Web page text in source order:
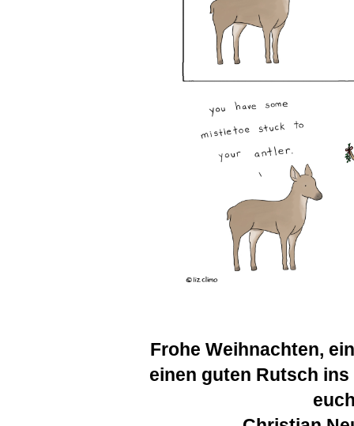
Frohe Weihnachten,
einen guten Rutsch